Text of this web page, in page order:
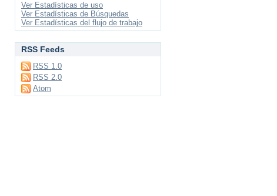
Ver Estadísticas de uso
Ver Estadísticas de Búsquedas
Ver Estadísticas del flujo de trabajo
RSS Feeds
RSS 1.0
RSS 2.0
Atom